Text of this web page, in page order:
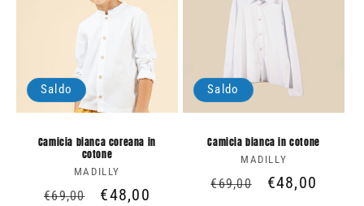
Saldo
Camicia bianca coreana in
cotone
Produttore:
MADILLY
Prezzo
€69,00
Prezzo
€48,00
Saldo
Camicia bianca in cotone
Produttore:
MADILLY
Prezzo
€69,00
Prezzo
€48,00